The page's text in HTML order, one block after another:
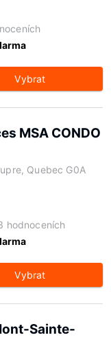
Vybrat
MSA CONDO
Quebec G0A
hodnoceních
Vybrat
Sainte-